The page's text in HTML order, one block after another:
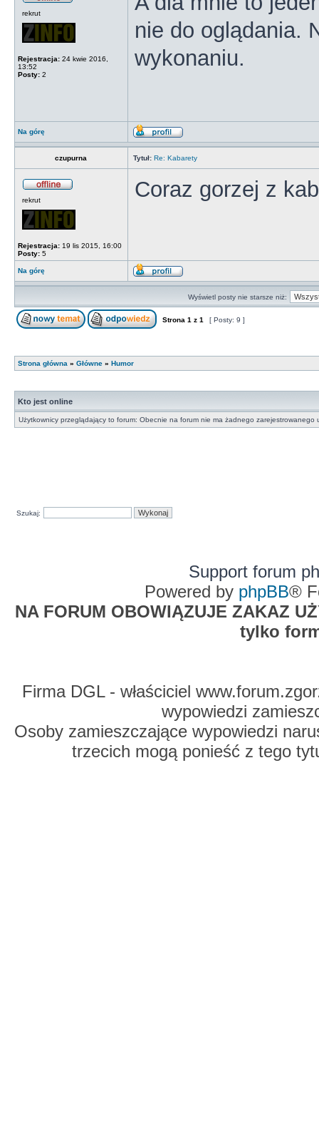
rekrut
Rejestracja: 24 kwie 2016,
13:52
Posty: 2
nie do oglądania.
wykonaniu.
Na górę
czupurna Tytuł: Re: Kabarety
rekrut
Rejestracja: 19 lis 2015, 16:00
Posty: 5
Coraz gorzej z
Na górę
Wyświetl posty nie starsze niż:
Strona 1 z 1 [ Posty: 9 ]
Strona główna » Główne » Humor
Kto jest online
Użytkownicy przeglądający to forum: Obecnie na forum nie ma żadnego zarejestrowanego
Szukaj:
Support forum
Powered by phpBB®
NA FORUM OBOWIĄZUJE ZAKAZ
tylko
Firma DGL - właściciel
wypowiedzi
Osoby zamieszczające wypowiedzi
trzecich mogą ponieść z tego